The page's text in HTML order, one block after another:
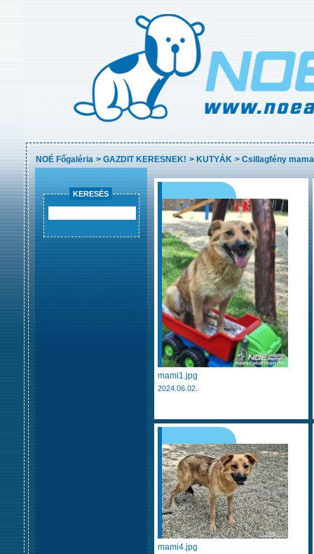
NOÉ Főgaléria >GAZDIT KERESNEK! >KUTYÁK >Csillagfény mama
KERESÉS
mami1.jpg
2024.06.02.
mami4.jpg